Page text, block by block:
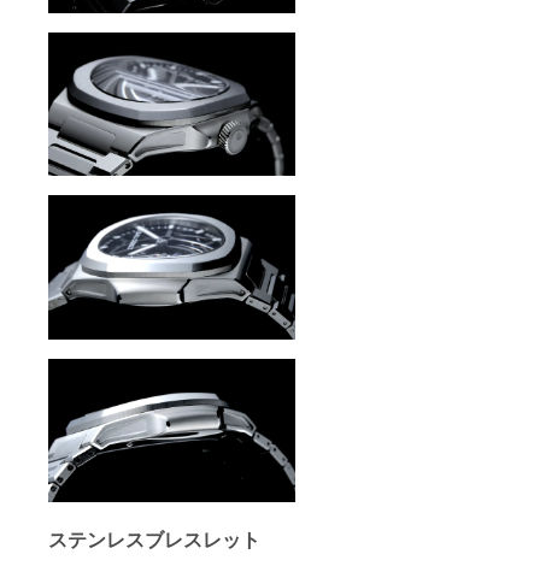
ステンレスブレスレット